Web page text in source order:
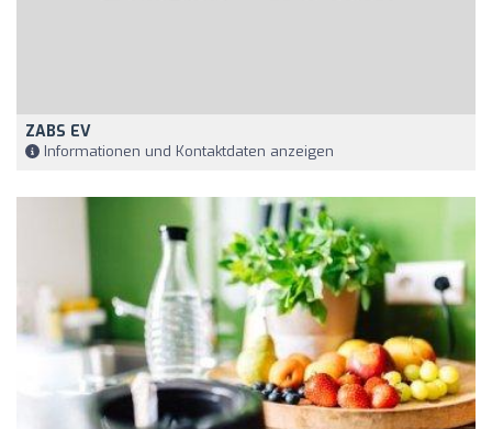
ZABS EV
Informationen und Kontaktdaten anzeigen